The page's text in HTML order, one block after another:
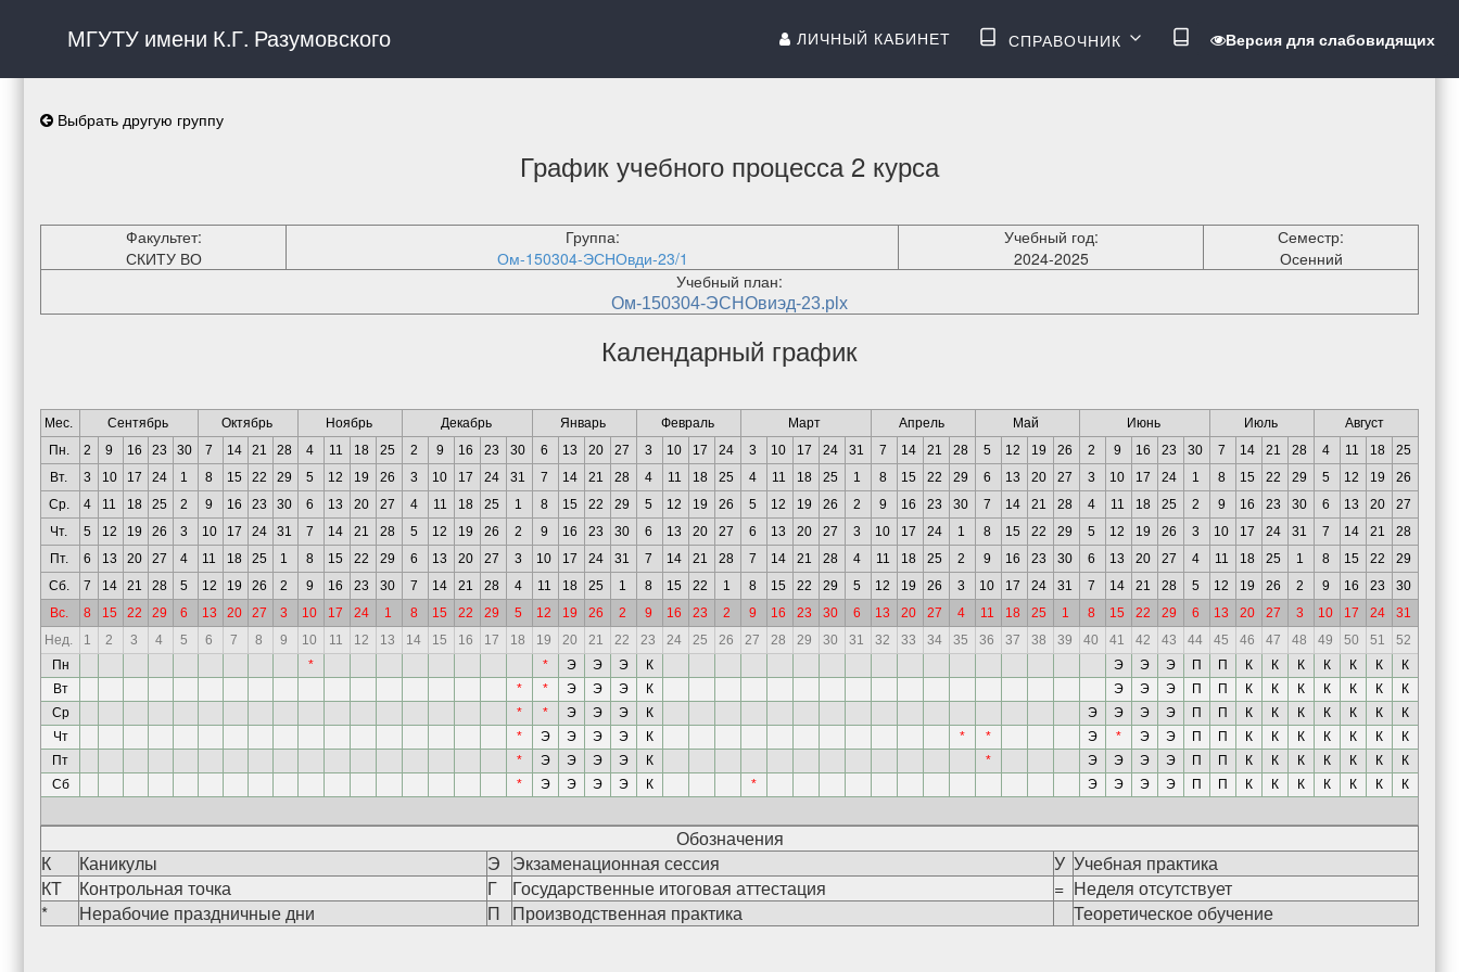
МГУТУ имени К.Г. Разумовского ЛИЧНЫЙ КАБИНЕТ СПРАВОЧНИК МЕНЮ ВОЙТИ
Версия для слабовидящих
Выбрать другую группу
График учебного процесса 2 курса
Факультет:
СКИТУ ВО
Группа:
Ом-150304-ЭСНОвди-23/1
Учебный год:
2024-2025
Семестр:
Осенний
Учебный план:
Ом-150304-ЭСНОвиэд-23.plx
Календарный график
Мес. Сентябрь Октябрь Ноябрь Декабрь Январь Февраль Март Апрель Май Июнь Июль
Август
Пн.
2 9 16 23 30 7 14 21 28 4 11 18 25 2 9 16 23 30 6 13 20 27 3 10 17 24 3 10 17 24 31 7 14 21 28 5 12 19 26 2 9 16 23 30 7 14 21 28 4 11 18
25
Вт.
3 10 17 24 1 8 15 22 29 5 12 19 26 3 10 17 24 31 7 14 21 28 4 11 18 25 4 11 18 25 1 8 15 22 29 6 13 20 27 3 10 17 24 1 8 15 22 29 5 12 19
26
Ср.
4 11 18 25 2 9 16 23 30 6 13 20 27 4 11 18 25 1 8 15 22 29 5 12 19 26 5 12 19 26 2 9 16 23 30 7 14 21 28 4 11 18 25 2 9 16 23 30 6 13 20
27
Чт.
5 12 19 26 3 10 17 24 31 7 14 21 28 5 12 19 26 2 9 16 23 30 6 13 20 27 6 13 20 27 3 10 17 24 1 8 15 22 29 5 12 19 26 3 10 17 24 31 7 14 21
28
Пт.
6 13 20 27 4 11 18 25 1 8 15 22 29 6 13 20 27 3 10 17 24 31 7 14 21 28 7 14 21 28 4 11 18 25 2 9 16 23 30 6 13 20 27 4 11 18 25 1 8 15 22
29
Сб.
7 14 21 28 5 12 19 26 2 9 16 23 30 7 14 21 28 4 11 18 25 1 8 15 22 1 8 15 22 29 5 12 19 26 3 10 17 24 31 7 14 21 28 5 12 19 26 2 9 16 23
30
Вс.
8 15 22 29 6 13 20 27 3 10 17 24 1 8 15 22 29 5 12 19 26 2 9 16 23 2 9 16 23 30 6 13 20 27 4 11 18 25 1 8 15 22 29 6 13 20 27 3 10 17 24
31
Нед.
1 2 3 4 5 6 7 8 9 10 11 12 13 14 15 16 17 18 19 20 21 22 23 24 25 26 27 28 29 30 31 32 33 34 35 36 37 38 39 40 41 42 43 44 45 46 47 48 49 50 51
52
Пн
* * Э Э Э К Э Э Э П П К К К К К К
К
Вт
* * Э Э Э К Э Э Э П П К К К К К К
К
Ср
* * Э Э Э К Э Э Э Э П П К К К К К К
К
Чт
* Э Э Э Э К * * Э * Э Э П П К К К К К К
К
Пт
* Э Э Э Э К * Э Э Э Э П П К К К К К К
К
Сб
* Э Э Э Э К * Э Э Э Э П П К К К К К К К
Обозначения
К
Каникулы Э Экзаменационная сессия У Учебная практика
КТ
Контрольная точка Г Государственные итоговая аттестация = Неделя отсутствует
*
Нерабочие праздничные дни П Производственная практика Теоретическое обучение